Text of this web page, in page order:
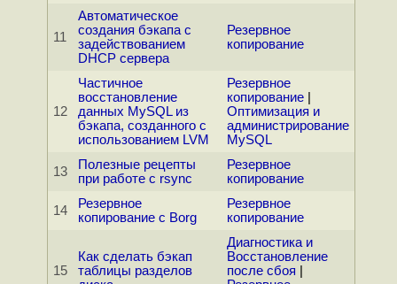
11
Автоматическое
создания бэкапа с
задействованием
DHCP сервера
Резервное
копирование
12
Частичное
восстановление
данных MySQL из
бэкапа, созданного с
использованием LVM
Резервное
копирование|
Оптимизация и
администрирование
MySQL
13
Полезные рецепты
при работе с rsync
Резервное
копирование
14
Резервное
копирование с Borg
Резервное
копирование
15
Как сделать бэкап
таблицы разделов
Диагностика и
Восстановление
после сбоя